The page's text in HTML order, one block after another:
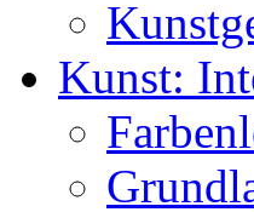
Kunst: